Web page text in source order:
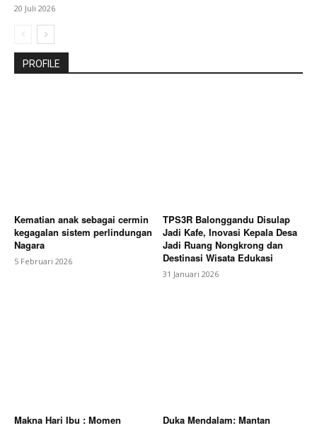
20 Juli 2026
PROFILE
Kematian anak sebagai cermin
kegagalan sistem perlindungan
Nagara
5 Februari 2026
TPS3R Balonggandu Disulap
Jadi Kafe, Inovasi Kepala Desa
Jadi Ruang Nongkrong dan
Destinasi Wisata Edukasi
31 Januari 2026
Makna Hari Ibu : Momen
Duka Mendalam: Mantan